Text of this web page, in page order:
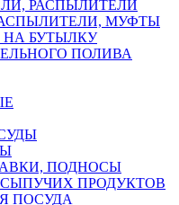
РАСПЫЛИТЕЛИ
МУФТЫ
БУТЫЛКУ
ПОЛИВА
ПОДНОСЫ
ПРОДУКТОВ
ПОСУДА